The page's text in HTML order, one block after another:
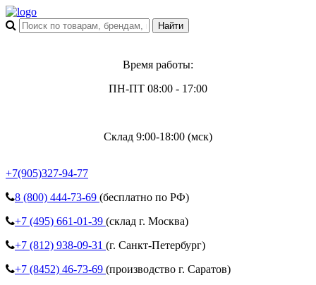
Время работы:
ПН-ПТ 08:00 - 17:00
Склад 9:00-18:00 (мск)
+7(905)327-94-77
8 (800) 444-73-69 (бесплатно по РФ)
+7 (495) 661-01-39 (склад г. Москва)
+7 (812) 938-09-31 (г. Санкт-Петербург)
+7 (8452) 46-73-69 (производство г. Саратов)